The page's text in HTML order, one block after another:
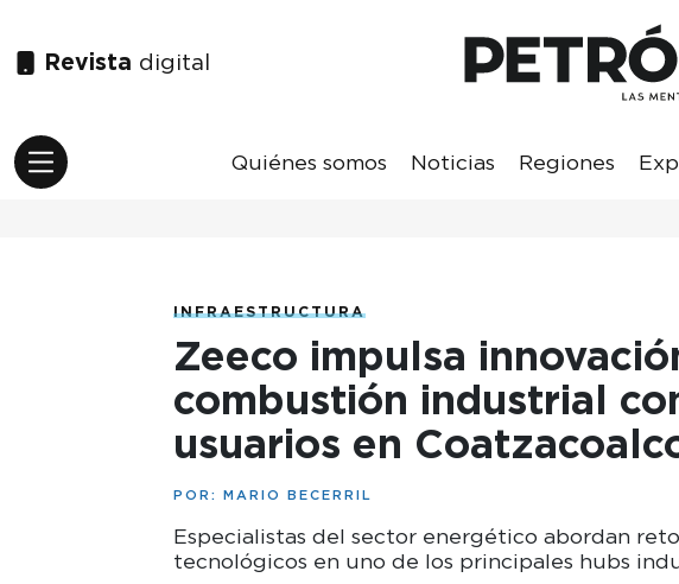
Revista digital
Quiénes somos Noticias Regiones
INFRAESTRUCTURA
Zeeco impulsa
combustión industrial
usuarios en
POR: MARIO BECERRIL
Especialistas del sector energético abordan
tecnológicos en uno de los principales hubs